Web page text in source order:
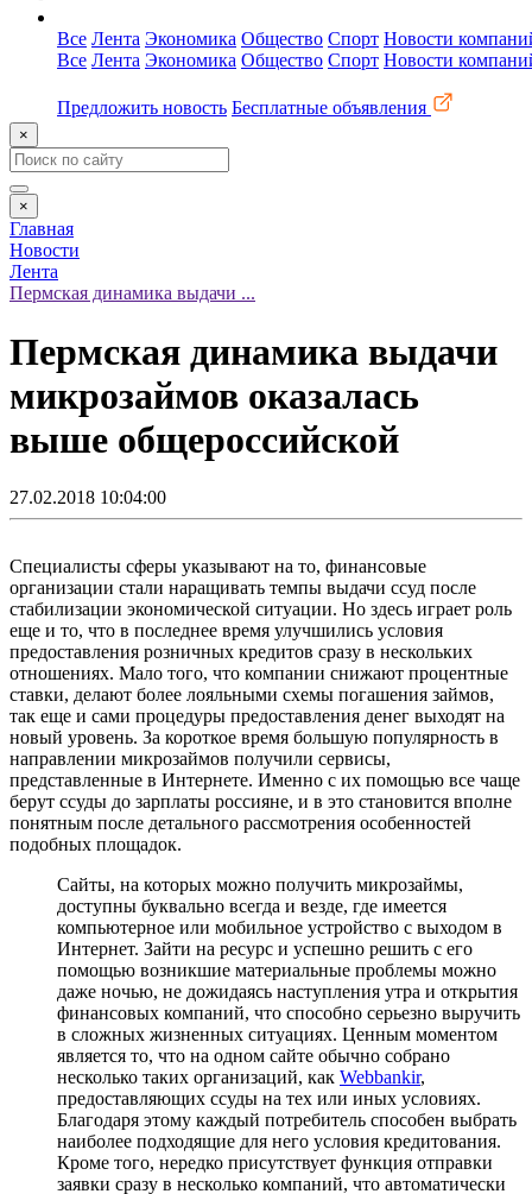
Все Лента Экономика Общество Спорт Новости
Все Лента Экономика Общество Спорт Новости
Предложить новость Бесплатные объявления
×
×
Главная
Новости
Лента
Пермская динамика выдачи ...
Пермская динамика выдачи
микрозаймов оказалась
выше общероссийской
27.02.2018 10:04:00
Специалисты сферы указывают на то, финансовые
организации стали наращивать темпы выдачи ссуд после
стабилизации экономической ситуации. Но здесь играет роль
еще и то, что в последнее время улучшились условия
предоставления розничных кредитов сразу в нескольких
отношениях. Мало того, что компании снижают процентные
ставки, делают более лояльными схемы погашения займов,
так еще и сами процедуры предоставления денег выходят на
новый уровень. За короткое время большую популярность в
направлении микрозаймов получили сервисы,
представленные в Интернете. Именно с их помощью все чаще
берут ссуды до зарплаты россияне, и в это становится вполне
понятным после детального рассмотрения особенностей
подобных площадок.
Сайты, на которых можно получить микрозаймы,
доступны буквально всегда и везде, где имеется
компьютерное или мобильное устройство с выходом в
Интернет. Зайти на ресурс и успешно решить с его
помощью возникшие материальные проблемы можно
даже ночью, не дожидаясь наступления утра и открытия
финансовых компаний, что способно серьезно выручить
в сложных жизненных ситуациях. Ценным моментом
является то, что на одном сайте обычно собрано
несколько таких организаций, как Webbankir,
предоставляющих ссуды на тех или иных условиях.
Благодаря этому каждый потребитель способен выбрать
наиболее подходящие для него условия кредитования.
Кроме того, нередко присутствует функция отправки
заявки сразу в несколько компаний, что автоматически